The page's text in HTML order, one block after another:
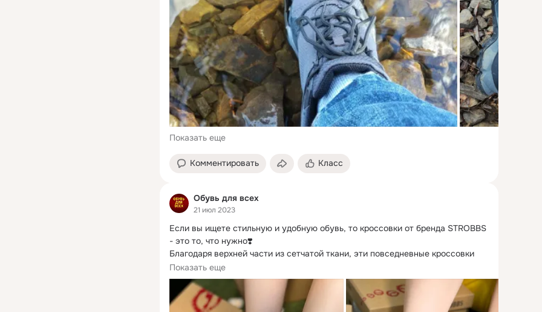
Показать еще
Комментировать Класс
Обувь для всех
21 июл 2023
Если вы ищете стильную и удобную обувь, то кроссовки от бренда STROBBS
- это то, что нужно❣️
Благодаря верхней части из сетчатой ткани, эти повседневные кроссовки
удобные и дышащие.
Показать еще